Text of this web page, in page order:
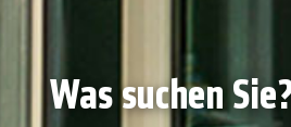
Was suchen